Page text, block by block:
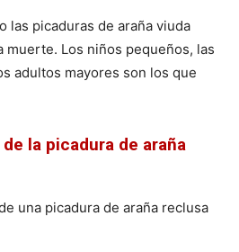
las picaduras de araña viuda
muerte. Los niños pequeños, las
adultos mayores son los que
la picadura de araña
una picadura de araña reclusa